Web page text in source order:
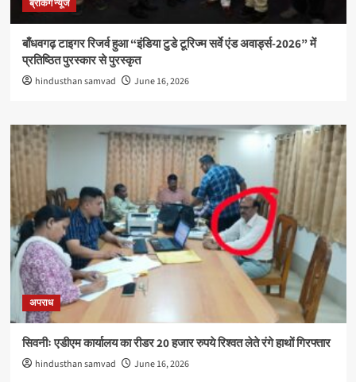
ब्रेकिंग न्यूज
बाँधवगढ़ टाइगर रिजर्व हुआ “इंडिया टुडे टूरिज्म सर्वे एंड अवार्ड्स-2026” में
प्रतिष्ठित पुरस्कार से पुरस्कृत
hindusthan samvad June 16, 2026
अपराध
सिवनीः एडीएम कार्यालय का रीडर 20 हजार रुपये रिश्वत लेते रंगे हाथों गिरफ्तार
hindusthan samvad June 16, 2026